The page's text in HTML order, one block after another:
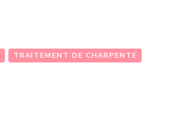
TRAITEMENT DE CHARPENTE